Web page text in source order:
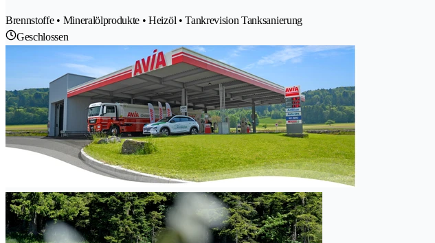
Brennstoffe • Mineralölprodukte • Heizöl • Tankrevision Tanksanierung
Geschlossen